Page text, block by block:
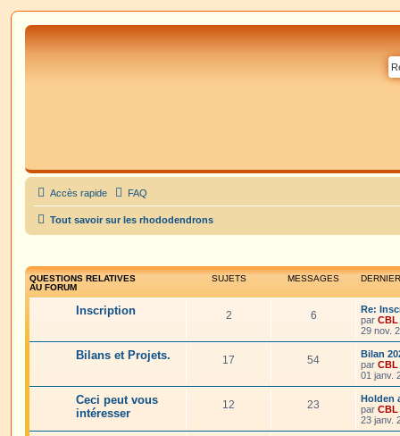
Accès rapide FAQ
Tout savoir sur les rhododendrons
QUESTIONS RELATIVES
AU FORUM
SUJETS MESSAGES
Inscription 2 6
Re:
par CBL
29 nov.
Bilans et Projets. 17 54
Bilan
par CBL
01 janv.
Ceci peut vous
intéresser
12 23
Holden
par CBL
23 janv.